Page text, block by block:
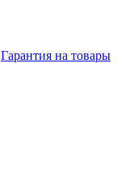
Гарантия на товары